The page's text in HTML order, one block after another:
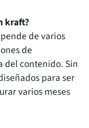
kraft?
de varios
de
del contenido. Sin
para ser
varios meses